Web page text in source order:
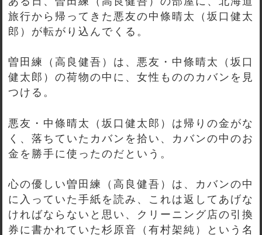
旅行から帰ってきた悪友の中條晴太（坂口健太
郎）が転がり込んでくる。
曽田練（高良健吾）は、悪友・中條晴太（坂口
健太郎）の荷物の中に、女性もののカバンを見
つける。
悪友・中條晴太（坂口健太郎）は帰りの金がな
く、落ちていたカバンを拾い、カバンの中のお
金を勝手に使ったのだという。
心の優しい曽田練（高良健吾）は、カバンの中
に入っていた手紙を読み、これは返してあげな
ければならないと思い、クリーニング店の引換
券に書かれていた杉原音（有村架純）という名